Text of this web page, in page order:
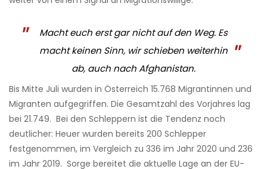
Macht euch erst gar nicht auf den Weg. Es
macht keinen Sinn, wir schieben weiterhin
ab, auch nach Afghanistan.
Bis Mitte Juli wurden in Österreich 15.768 Migrantinnen und
Migranten aufgegriffen. Die Gesamtzahl des Vorjahres lag
bei 21.749. Bei den Schleppern ist die Tendenz noch
deutlicher: Heuer wurden bereits 200 Schlepper
festgenommen, im Vergleich zu 336 im Jahr 2020 und 236
im Jahr 2019. Sorge bereitet die aktuelle Lage an der EU-